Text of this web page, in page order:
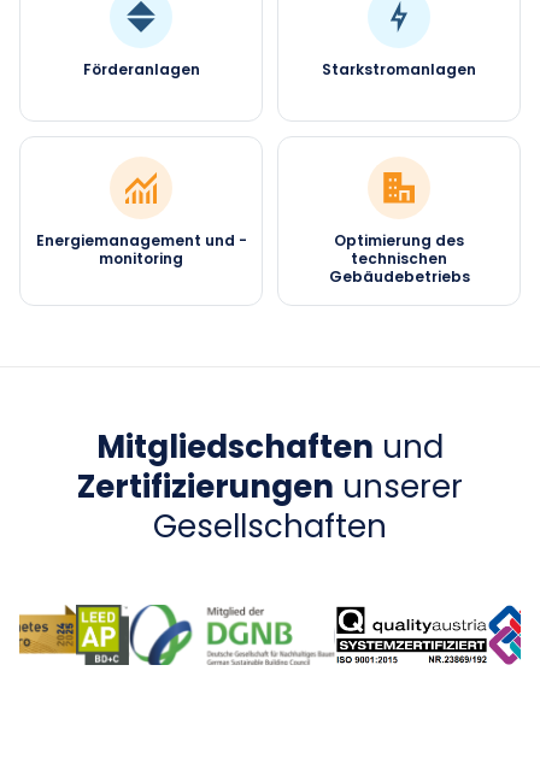
Optimierung des
technischen
Gebäudebetriebs
Starkstromanlagen
Förderanlagen
Energiemanagement und -
monitoring
Mitgliedschaften und
Zertifizierungen unserer
Gesellschaften